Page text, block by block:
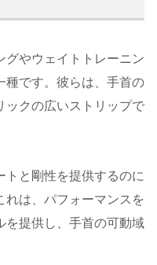
グやウェイトトレーニン
種です。彼らは、手首の
ックの広いストリップで
トと剛性を提供するのに
れは、パフォーマンスを
を提供し、手首の可動域